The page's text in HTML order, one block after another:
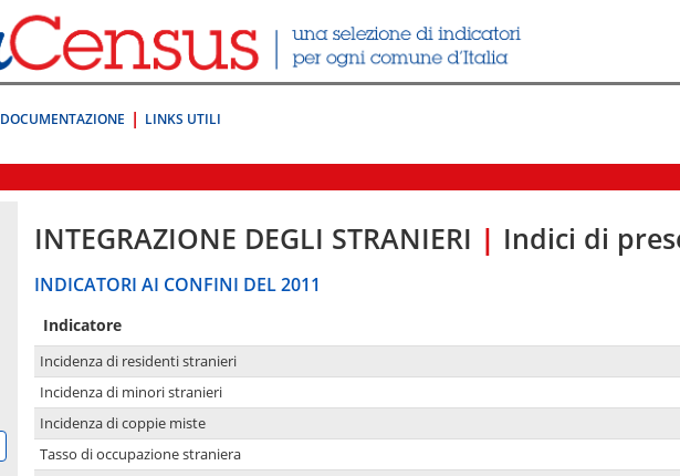
DOCUMENTAZIONE LINKS UTILI
INTEGRAZIONE DEGLI STRANIERI | Indici di
INDICATORI AI CONFINI DEL 2011
Indicatore
Incidenza di residenti stranieri
Incidenza di minori stranieri
Incidenza di coppie miste
Tasso di occupazione straniera